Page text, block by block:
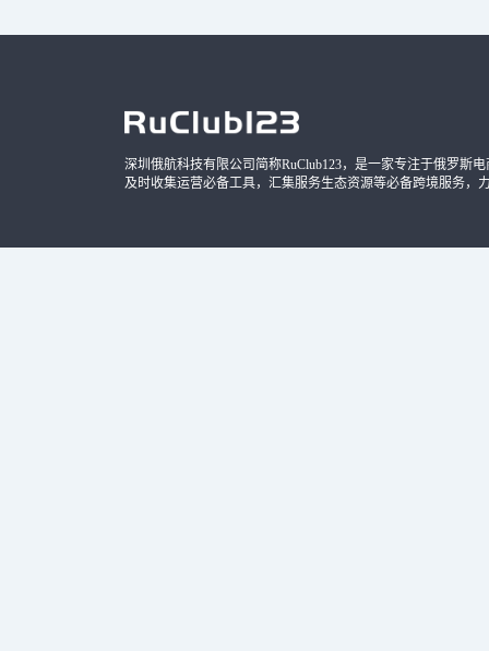
深圳俄航科技有限公司简称RuClub123，是一家专注于俄罗斯
及时收集运营必备工具，汇集服务生态资源等必备跨境服务，